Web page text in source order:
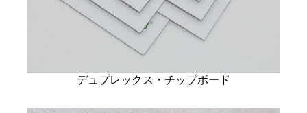
デュプレックス・チップボード